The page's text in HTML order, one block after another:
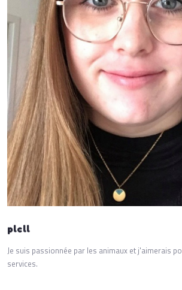
plcll
Je suis passionnée par les animaux et j'aimerais
services.